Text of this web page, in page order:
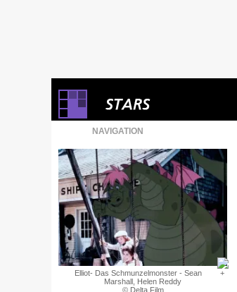
NAVIGATION
Elliot- Das Schmunzelmonster - Sean
Marshall, Helen Reddy
© Delta Film